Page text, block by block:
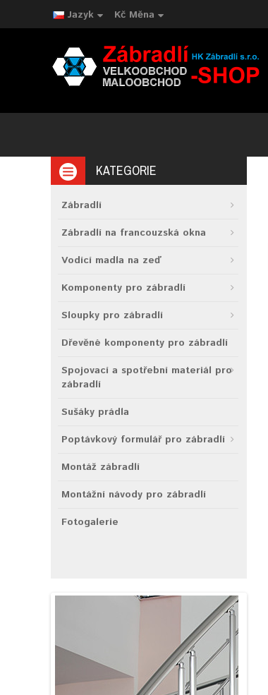
Jazyk Kč Měna
KATEGORIE
Zábradlí
Zábradlí na francouzská okna
Vodící madla na zeď
Komponenty pro zábradlí
Sloupky pro zábradlí
Dřevěné komponenty pro zábradlí
Spojovací a spotřební materiál pro
zábradlí
Sušáky prádla
Poptávkový formulář pro zábradlí
Montáž zábradlí
Montážní návody pro zábradlí
Fotogalerie